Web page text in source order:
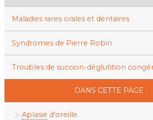
Maladies rares orales et dentaires
Syndromes de Pierre Robin
Troubles de succion-déglutition
DANS CETTE PAGE :
Aplasie d'oreille